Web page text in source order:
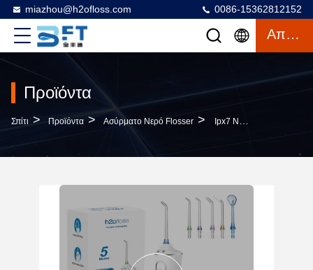
miazhou@h2ofloss.com 0086-15362812152
Απόσπασμα
Προϊόντα
Σπίτι > Προϊόντα > Ασύρματο Νερό Flosser > Ipx7 Νερό Flosser Ασύρματο Καθαριστικό Δοντιών Αδιάβροχο